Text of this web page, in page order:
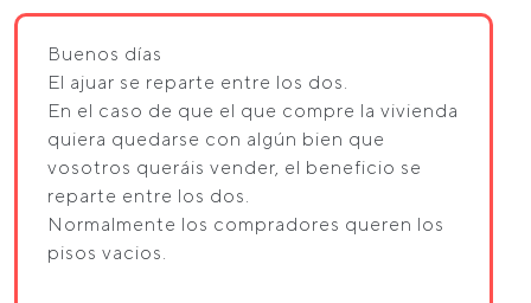
Buenos días
El ajuar se reparte entre los dos.
En el caso de que el que compre la vivienda
quiera quedarse con algún bien que
vosotros queráis vender, el beneficio se
reparte entre los dos.
Normalmente los compradores queren los
pisos vacios.